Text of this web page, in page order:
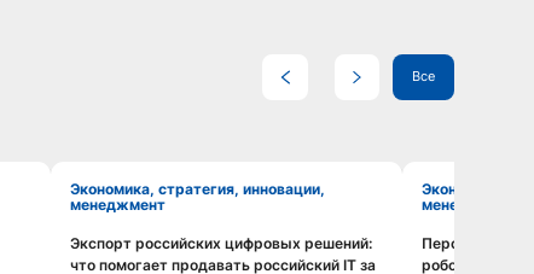
Все
Экономика, стратегия, инновации,
менеджмент
Смотреть видео
Экспорт российских цифровых решений:
что помогает продавать российский IT за
Экономика, стратегия, инновации,
менеджмент
Перспективы